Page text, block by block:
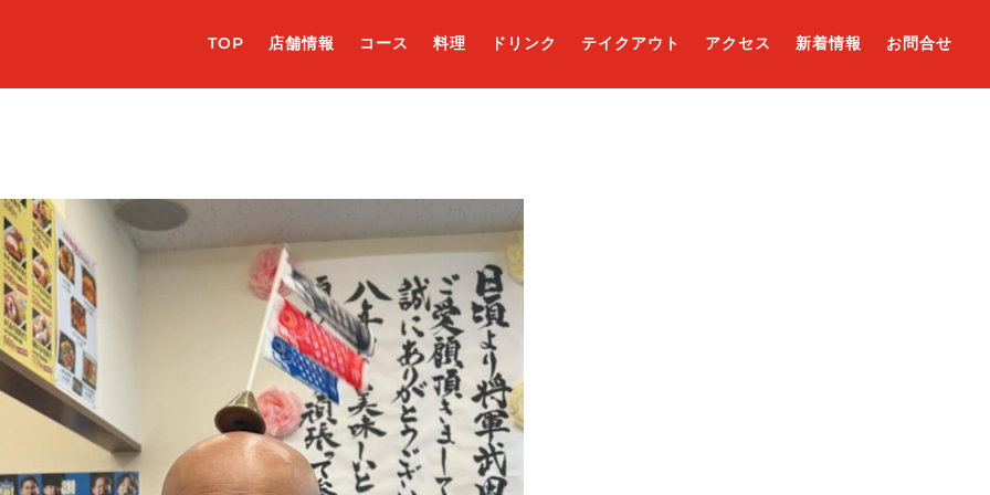
TOP 店舗情報 コース 料理 ドリンク テイクアウト アクセス 新着情報 お問合せ